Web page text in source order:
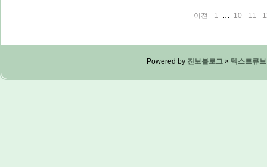
이전 1 ... 10 11
Powered by 진보블로그× 텍스트큐브